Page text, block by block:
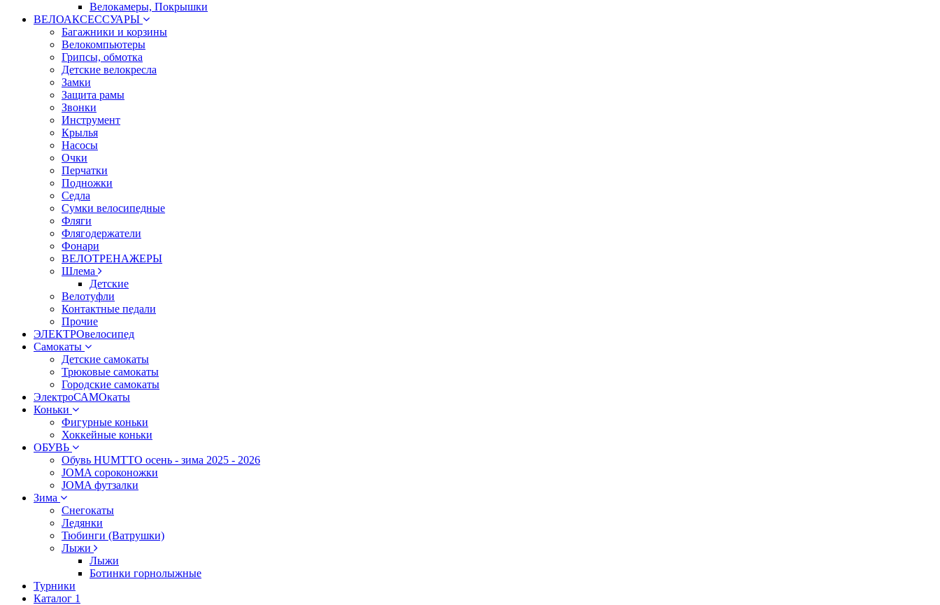
Велокамеры, Покрышки
ВЕЛОАКСЕССУАРЫ
Багажники и корзины
Велокомпьютеры
Грипсы, обмотка
Детские велокресла
Замки
Защита рамы
Звонки
Инструмент
Крылья
Насосы
Очки
Перчатки
Подножки
Седла
Сумки велосипедные
Фляги
Флягодержатели
Фонари
ВЕЛОТРЕНАЖЕРЫ
Шлема
Детские
Велотуфли
Контактные педали
Прочие
ЭЛЕКТРОвелосипед
Самокаты
Детские самокаты
Трюковые самокаты
Городские самокаты
ЭлектроСАМОкаты
Коньки
Фигурные коньки
Хоккейные коньки
ОБУВЬ
Обувь HUMTTO осень - зима 2025 - 2026
JOMA сороконожки
JOMA футзалки
Зима
Снегокаты
Ледянки
Тюбинги (Ватрушки)
Лыжи
Лыжи
Ботинки горнолыжные
Турники
Каталог 1